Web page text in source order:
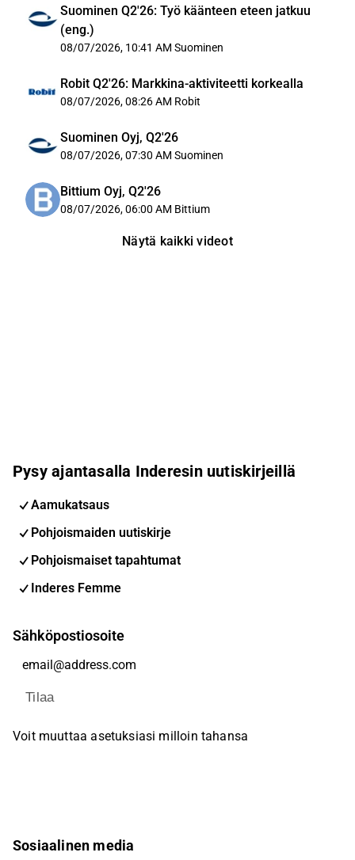
Suominen Q2'26: Työ käänteen eteen jatkuu
(eng.)
08/07/2026, 10:41 AM Suominen
Robit Q2'26: Markkina-aktiviteetti korkealla
08/07/2026, 08:26 AM Robit
Suominen Oyj, Q2'26
08/07/2026, 07:30 AM Suominen
Bittium Oyj, Q2'26
08/07/2026, 06:00 AM Bittium
Näytä kaikki videot
Pysy ajantasalla Inderesin uutiskirjeillä
Aamukatsaus
Pohjoismaiden uutiskirje
Pohjoismaiset tapahtumat
Inderes Femme
Sähköpostiosoite
Tilaa
Voit muuttaa asetuksiasi milloin tahansa
Sosiaalinen media